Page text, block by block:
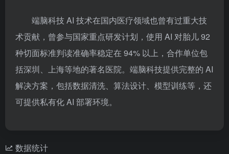
端脑科技 AI 技术在国内医疗领域也曾有过重大技
术贡献，曾参与国家重点研发计划，使用 AI 对胎儿 92
种切面标准判读准确率稳定在 94% 以上，合作单位包
括深圳、上海等地的著名医院。端脑科技提供完整的 AI
解决方案，包括数据清洗、算法设计、模型训练等，还
可提供私有化 AI 部署环境。
数据统计